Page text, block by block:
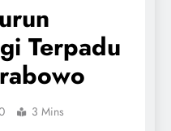
Terpadu
3 Mins